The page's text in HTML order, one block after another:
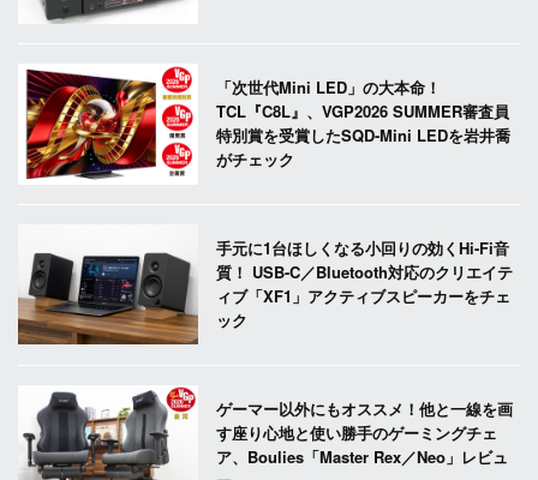
「次世代Mini LED」の大本命！
TCL『C8L』、VGP2026 SUMMER審査員
特別賞を受賞したSQD-Mini LEDを岩井喬
がチェック
手元に1台ほしくなる小回りの効くHi-Fi音
質！ USB-C／Bluetooth対応のクリエイテ
ィブ「XF1」アクティブスピーカーをチェ
ック
ゲーマー以外にもオススメ！他と一線を画
す座り心地と使い勝手のゲーミングチェ
ア、Boulies「Master Rex／Neo」レビュ